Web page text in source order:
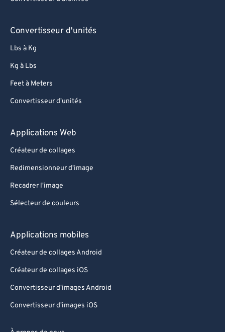
Convertisseur d'unités
Lbs à Kg
Kg à Lbs
Feet à Meters
Convertisseur d'unités
Applications Web
Créateur de collages
Redimensionneur d'image
Recadrer l'image
Sélecteur de couleurs
Applications mobiles
Créateur de collages Android
Créateur de collages iOS
Convertisseur d'images Android
Convertisseur d'images iOS